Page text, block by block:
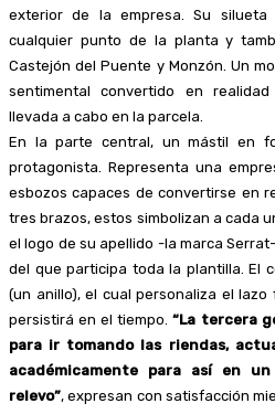
exterior de la empresa. Su silueta
cualquier punto de la planta y
Castejón del Puente y Monzón. Un
sentimental convertido en
llevada a cabo en la parcela.
En la parte central, un mástil en
protagonista. Representa una
esbozos capaces de convertirse en
tres brazos, estos simbolizan a cada
el logo de su apellido -la marca
del que participa toda la plantilla. El
(un anillo), el cual personaliza el lazo
persistirá en el tiempo. “La tercera
para ir tomando las riendas,
académicamente para así en
relevo”, expresan con satisfacción